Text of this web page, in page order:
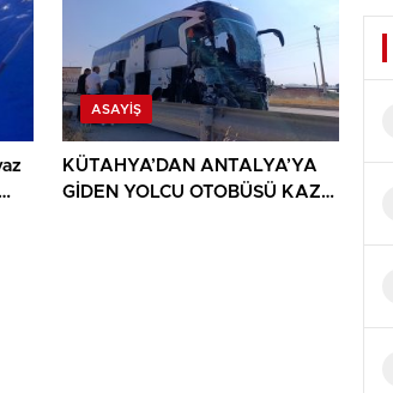
ASAYIŞ
KÜTAHYA’DAN ANTALYA’YA
GİDEN YOLCU OTOBÜSÜ KAZA